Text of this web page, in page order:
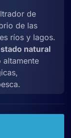
de
de las
ríos y lagos.
natural
altamente